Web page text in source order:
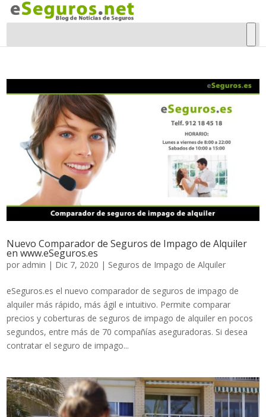
Nuevo Comparador de Seguros de Impago de Alquiler
en www.eSeguros.es
por admin | Dic 7, 2020 | Seguros de Impago de Alquiler
eSeguros.es el nuevo comparador de seguros de impago de
alquiler más rápido, más ágil e intuitivo. Permite comparar
precios y coberturas de seguros de impago de alquiler en pocos
segundos, entre más de 70 compañías aseguradoras. Si desea
contratar el seguro de impago...